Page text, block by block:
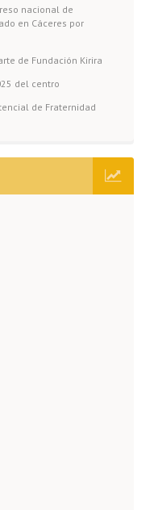
nacional de
en Cáceres por
de Fundación Kirira
del centro
de Fraternidad